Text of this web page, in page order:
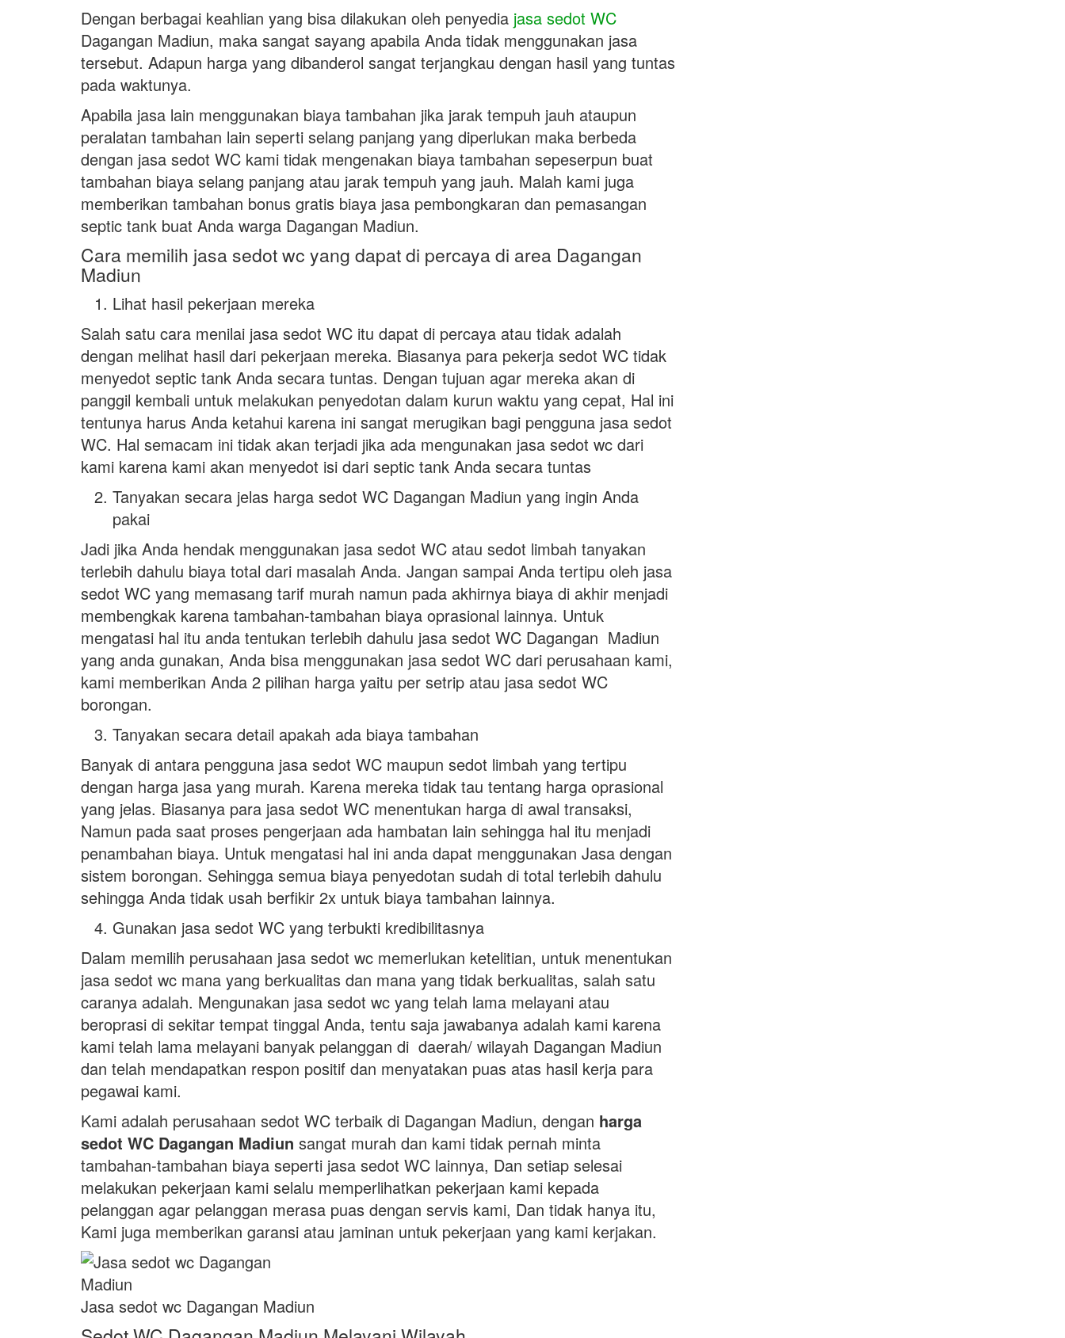
Dengan berbagai keahlian yang bisa dilakukan oleh penyedia jasa sedot WC
Dagangan Madiun, maka sangat sayang apabila Anda tidak menggunakan jasa
tersebut. Adapun harga yang dibanderol sangat terjangkau dengan hasil yang tuntas
pada waktunya.
Apabila jasa lain menggunakan biaya tambahan jika jarak tempuh jauh ataupun
peralatan tambahan lain seperti selang panjang yang diperlukan maka berbeda
dengan jasa sedot WC kami tidak mengenakan biaya tambahan sepeserpun buat
tambahan biaya selang panjang atau jarak tempuh yang jauh. Malah kami juga
memberikan tambahan bonus gratis biaya jasa pembongkaran dan pemasangan
septic tank buat Anda warga Dagangan Madiun.
Cara memilih jasa sedot wc yang dapat di percaya di area Dagangan
Madiun
Lihat hasil pekerjaan mereka
Salah satu cara menilai jasa sedot WC itu dapat di percaya atau tidak adalah
dengan melihat hasil dari pekerjaan mereka. Biasanya para pekerja sedot WC tidak
menyedot septic tank Anda secara tuntas. Dengan tujuan agar mereka akan di
panggil kembali untuk melakukan penyedotan dalam kurun waktu yang cepat, Hal ini
tentunya harus Anda ketahui karena ini sangat merugikan bagi pengguna jasa sedot
WC. Hal semacam ini tidak akan terjadi jika ada mengunakan jasa sedot wc dari
kami karena kami akan menyedot isi dari septic tank Anda secara tuntas
Tanyakan secara jelas harga sedot WC Dagangan Madiun yang ingin Anda
pakai
Jadi jika Anda hendak menggunakan jasa sedot WC atau sedot limbah tanyakan
terlebih dahulu biaya total dari masalah Anda. Jangan sampai Anda tertipu oleh jasa
sedot WC yang memasang tarif murah namun pada akhirnya biaya di akhir menjadi
membengkak karena tambahan-tambahan biaya oprasional lainnya. Untuk
mengatasi hal itu anda tentukan terlebih dahulu jasa sedot WC Dagangan Madiun
yang anda gunakan, Anda bisa menggunakan jasa sedot WC dari perusahaan kami,
kami memberikan Anda 2 pilihan harga yaitu per setrip atau jasa sedot WC
borongan.
Tanyakan secara detail apakah ada biaya tambahan
Banyak di antara pengguna jasa sedot WC maupun sedot limbah yang tertipu
dengan harga jasa yang murah. Karena mereka tidak tau tentang harga oprasional
yang jelas. Biasanya para jasa sedot WC menentukan harga di awal transaksi,
Namun pada saat proses pengerjaan ada hambatan lain sehingga hal itu menjadi
penambahan biaya. Untuk mengatasi hal ini anda dapat menggunakan Jasa dengan
sistem borongan. Sehingga semua biaya penyedotan sudah di total terlebih dahulu
sehingga Anda tidak usah berfikir 2x untuk biaya tambahan lainnya.
Gunakan jasa sedot WC yang terbukti kredibilitasnya
Dalam memilih perusahaan jasa sedot wc memerlukan ketelitian, untuk menentukan
jasa sedot wc mana yang berkualitas dan mana yang tidak berkualitas, salah satu
caranya adalah. Mengunakan jasa sedot wc yang telah lama melayani atau
beroprasi di sekitar tempat tinggal Anda, tentu saja jawabanya adalah kami karena
kami telah lama melayani banyak pelanggan di daerah/ wilayah Dagangan Madiun
dan telah mendapatkan respon positif dan menyatakan puas atas hasil kerja para
pegawai kami.
Kami adalah perusahaan sedot WC terbaik di Dagangan Madiun, dengan harga
sedot WC Dagangan Madiun sangat murah dan kami tidak pernah minta
tambahan-tambahan biaya seperti jasa sedot WC lainnya, Dan setiap selesai
melakukan pekerjaan kami selalu memperlihatkan pekerjaan kami kepada
pelanggan agar pelanggan merasa puas dengan servis kami, Dan tidak hanya itu,
Kami juga memberikan garansi atau jaminan untuk pekerjaan yang kami kerjakan.
Jasa sedot wc Dagangan Madiun